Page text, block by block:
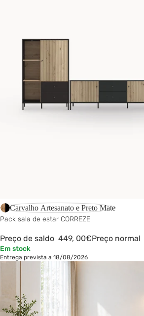
-31%
Carvalho Artesanato e Preto Mate
Pack sala de estar CORREZE
Preço de saldo 449, 00€Preço normal
Em stock
Entrega prevista a 18/08/2026